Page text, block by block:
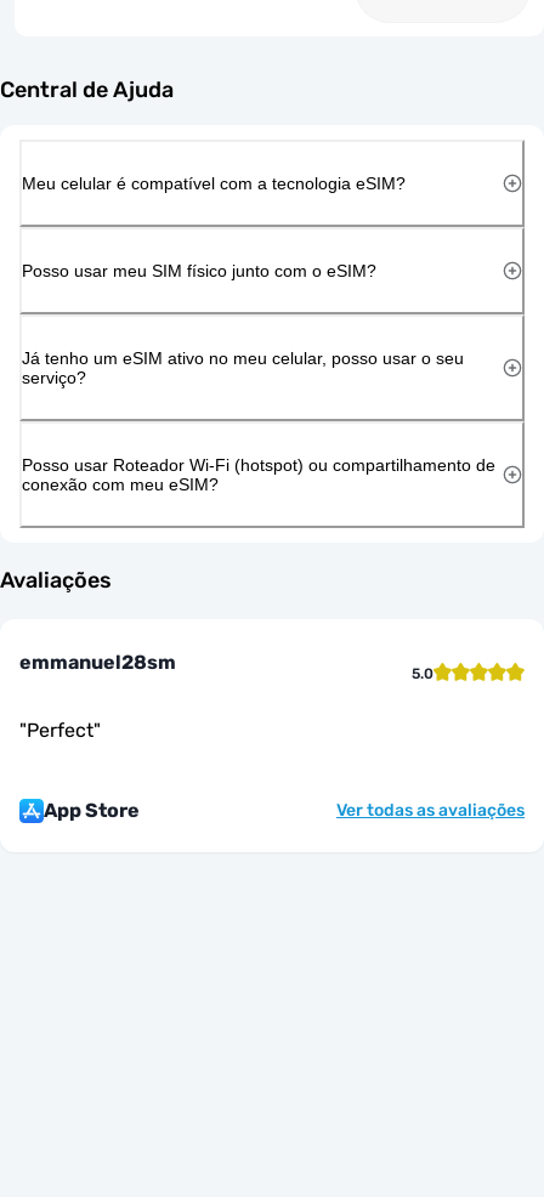
Central de Ajuda
Meu celular é compatível com a tecnologia eSIM?
Posso usar meu SIM físico junto com o eSIM?
Já tenho um eSIM ativo no meu celular, posso usar o seu
serviço?
Posso usar Roteador Wi-Fi (hotspot) ou compartilhamento de
conexão com meu eSIM?
Avaliações
emmanuel28sm 5.0
"Perfect"
App Store Ver todas as avaliações